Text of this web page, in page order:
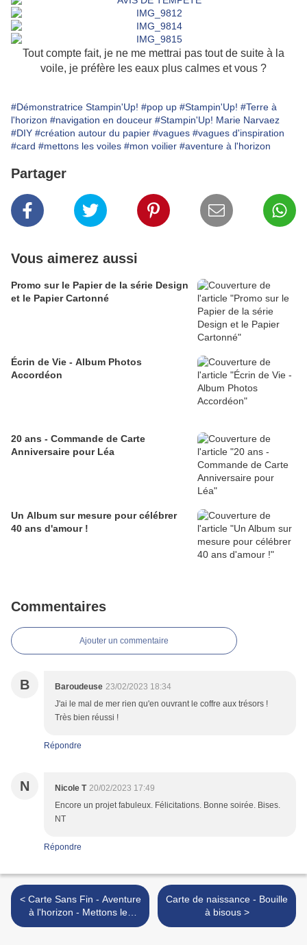
Tout compte fait, je ne me mettrai pas tout de suite à la
voile, je préfère les eaux plus calmes et vous ?
#Démonstratrice Stampin'Up! #pop up #Stampin'Up! #Terre à
l'horizon #navigation en douceur #Stampin'Up! Marie Narvaez
#DIY #création autour du papier #vagues #vagues d'inspiration
#card #mettons les voiles #mon voilier #aventure à l'horizon
Partager
Vous aimerez aussi
Promo sur le Papier de la série Design
et le Papier Cartonné
Écrin de Vie - Album Photos
Accordéon
20 ans - Commande de Carte
Anniversaire pour Léa
Un Album sur mesure pour célébrer
40 ans d'amour !
Commentaires
Ajouter un commentaire
B Baroudeuse 23/02/2023 18:34
J'ai le mal de mer rien qu'en ouvrant le coffre aux trésors !
Très bien réussi !
Répondre
N Nicole T 20/02/2023 17:49
Encore un projet fabuleux. Félicitations. Bonne soirée. Bises.
NT
Répondre
< Carte Sans Fin - Aventure
à l'horizon - Mettons les
voiles !
Carte de naissance - Bouille
à bisous >